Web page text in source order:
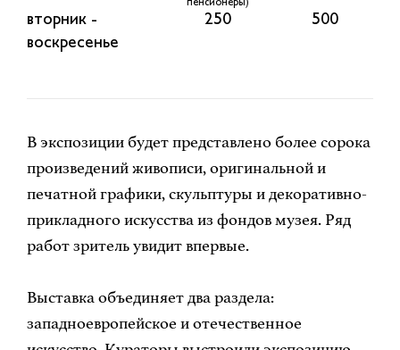
пенсионеры)
вторник -
воскресенье
250 500
В экспозиции будет представлено более сорока
произведений живописи, оригинальной и
печатной графики, скульптуры и декоративно-
прикладного искусства из фондов музея. Ряд
работ зритель увидит впервые.
Выставка объединяет два раздела:
западноевропейское и отечественное